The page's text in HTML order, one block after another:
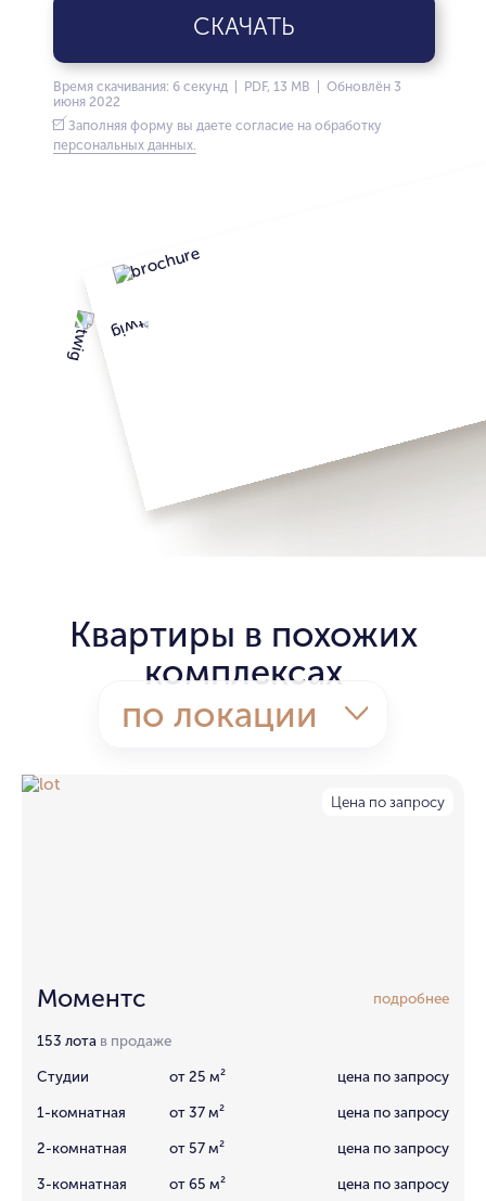
СКАЧАТЬ
Время скачивания: 6 секунд | PDF, 13 MB | Обновлён 3
июня 2022
Заполняя форму вы даете согласие на обработку
персональных данных.
Квартиры в похожих
комплексах
по локации
Цена по запросу
Моментс подробнее
153 лота в продаже
Студии от 25 м² цена по запросу
1-комнатная от 37 м² цена по запросу
2-комнатная от 57 м² цена по запросу
3-комнатная от 65 м² цена по запросу